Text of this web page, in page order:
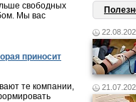
свободных
Мы вас
приносит
те компании,